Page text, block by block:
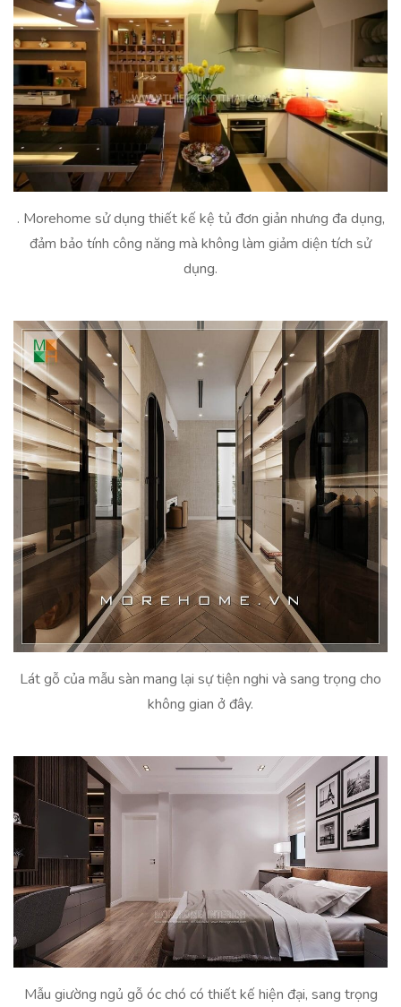
. Morehome sử dụng thiết kế kệ tủ đơn giản nhưng đa dụng,
đảm bảo tính công năng mà không làm giảm diện tích sử
dụng.
Lát gỗ của mẫu sàn mang lại sự tiện nghi và sang trọng cho
không gian ở đây.
Mẫu giường ngủ gỗ óc chó có thiết kế hiện đại, sang trọng